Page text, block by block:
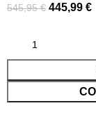
545,95€ 445,99€